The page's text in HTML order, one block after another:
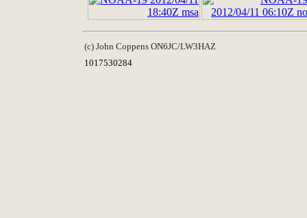
(c) John Coppens ON6JC/LW3HAZ
1017530284